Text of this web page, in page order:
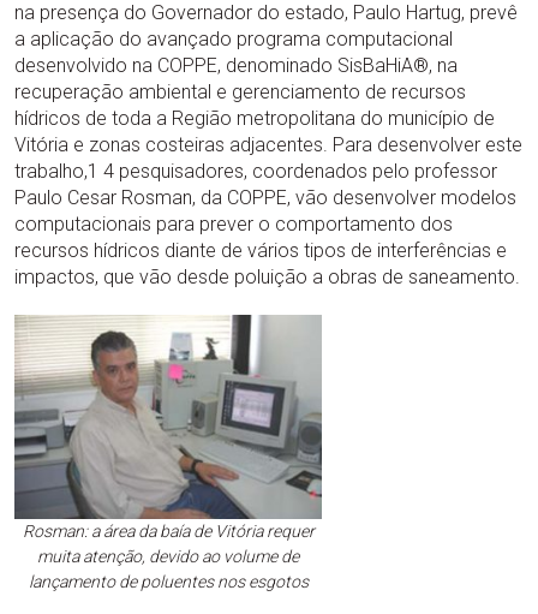
na presença do Governador do estado, Paulo Hartug, prevê
a aplicação do avançado programa computacional
desenvolvido na COPPE, denominado SisBaHiA®, na
recuperação ambiental e gerenciamento de recursos
hídricos de toda a Região metropolitana do município de
Vitória e zonas costeiras adjacentes. Para desenvolver este
trabalho,1 4 pesquisadores, coordenados pelo professor
Paulo Cesar Rosman, da COPPE, vão desenvolver modelos
computacionais para prever o comportamento dos
recursos hídricos diante de vários tipos de interferências e
impactos, que vão desde poluição a obras de saneamento.
Rosman: a área da baía de Vitória requer
muita atenção, devido ao volume de
lançamento de poluentes nos esgotos